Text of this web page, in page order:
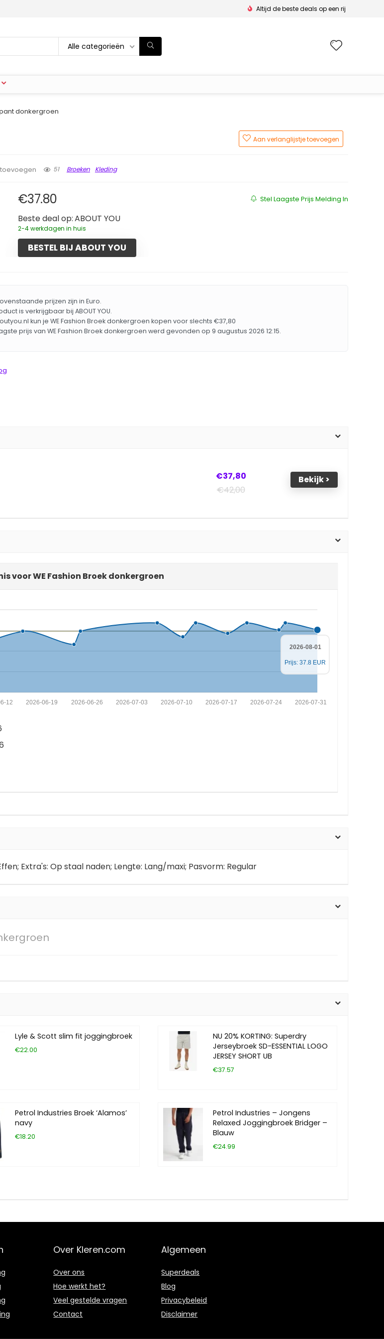
Altijd de beste deals op een rij
Alle categorieën
donkergroen
Aan verlanglijstje toevoegen
51 Broeken Kleding
Stel Laagste Prijs Melding In
€37.80
Beste deal op: ABOUT YOU
2-4 werkdagen in huis
BESTEL BIJ ABOUT YOU
prijzen zijn in Euro.
is verkrijgbaar bij ABOUT YOU.
kun je WE Fashion Broek donkergroen kopen voor slechts €37,80
prijs van WE Fashion Broek donkergroen werd gevonden op 9 augustus 2026 12:15.
€37,80
€42,00
Bekijk >
voor WE Fashion Broek donkergroen
2026-07-31
2026-07-24
2026-07-17
2026-07-10
2026-07-03
2026-06-26
2026-06-19
12
2026-08-01
Prijs: 37.8 EUR
Extra's: Op staal naden; Lengte: Lang/maxi; Pasvorm: Regular
Lyle & Scott slim fit joggingbroek
€22.00
NU 20% KORTING: Superdry
Jerseybroek SD-ESSENTIAL LOGO
JERSEY SHORT UB
€37.57
Petrol Industries Broek ‘Alamos’
navy
€18.20
Petrol Industries – Jongens
Relaxed Joggingbroek Bridger –
Blauw
€24.99
Over Kleren.com
Over ons
Hoe werkt het?
Veel gestelde vragen
Contact
Algemeen
Superdeals
Blog
Privacybeleid
Disclaimer